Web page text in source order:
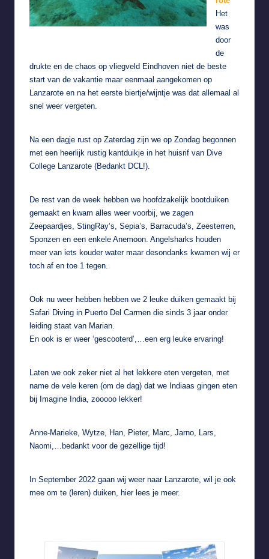
Het
was
door
de
drukte en de chaos op vliegveld Eindhoven niet de beste
start van de vakantie maar eenmaal aangekomen op
Lanzarote en na het eerste biertje/wijntje was dat allemaal al
snel weer vergeten.
Na een dagje rust op Zaterdag zijn we op Zondag begonnen
met een heerlijk rustig kantduikje in het huisrif van Dive
College Lanzarote (Bedankt DCL!).
De rest van de week hebben we hoofdzakelijk bootduiken
gemaakt en kwam alles weer voorbij, we zagen
Zeepaardjes, StingRay’s, Sepia’s, Barracuda’s, Zeesterren,
Sponzen en een enkele Anemoon. Angelsharks houden
meer van iets kouder water maar desondanks kwamen wij er
toch af en toe 1 tegen.
Ook nu weer hebben hebben we 2 leuke duiken gemaakt bij
Safari Diving in Puerto Del Carmen die sinds 3 jaar onder
leiding staat van Marian.
En ook is er weer ‘gescooterd’ ,…een erg leuke ervaring!
Laten we ook zeker niet al het lekkere eten vergeten, met
name de vele keren (om de dag) dat we Indiaas gingen eten
bij Imagine India , zooooo lekker!
Anne-Marieke, Wytze, Han, Pieter, Marc, Jarno, Lars,
Naomi,…bedankt voor de gezellige tijd!
In September 2022 gaan wij weer naar Lanzarote, wil je ook
mee om te (leren) duiken, hierlees je meer.